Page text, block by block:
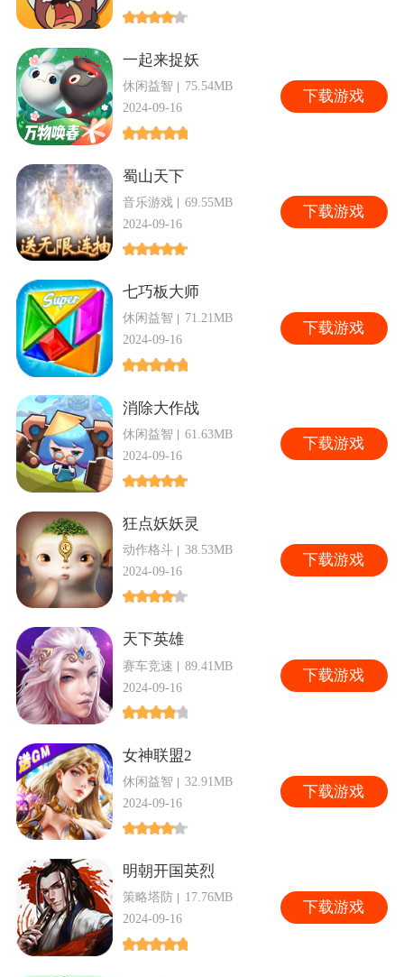
一起来捉妖
休闲益智
75.54MB
2024-09-16
下载游戏
蜀山天下
音乐游戏
69.55MB
2024-09-16
下载游戏
七巧板大师
休闲益智
71.21MB
2024-09-16
下载游戏
消除大作战
休闲益智
61.63MB
2024-09-16
下载游戏
狂点妖妖灵
动作格斗
38.53MB
2024-09-16
下载游戏
天下英雄
赛车竞速
89.41MB
2024-09-16
下载游戏
女神联盟2
休闲益智
32.91MB
2024-09-16
下载游戏
明朝开国英烈
策略塔防
17.76MB
2024-09-16
下载游戏